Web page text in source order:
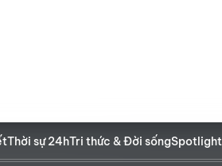
Thời sự 24hTri thức & Đời sốngSpotlight